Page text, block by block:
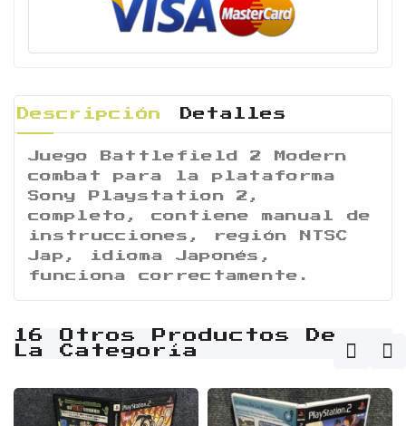
Descripción Detalles
Juego Battlefield 2 Modern
combat para la plataforma
Sony Playstation 2,
completo, contiene manual de
instrucciones, región NTSC
Jap, idioma Japonés,
funciona correctamente.
16 Otros Productos De
La Categoría